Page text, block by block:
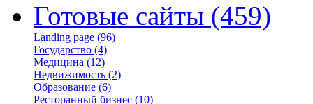
Готовые сайты (459)
Landing page (96)
Государство (4)
Медицина (12)
Недвижимость (2)
Образование (6)
Ресторанный бизнес (10)